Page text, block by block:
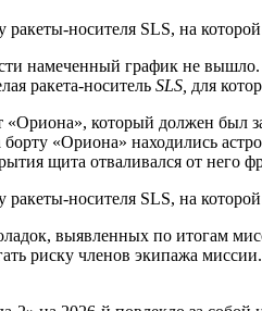
намеченный график не
ракета-носитель SLS, для
который должен был
«Ориона» находились
щита отваливался от него
выявленных по итогам
риску членов экипажа